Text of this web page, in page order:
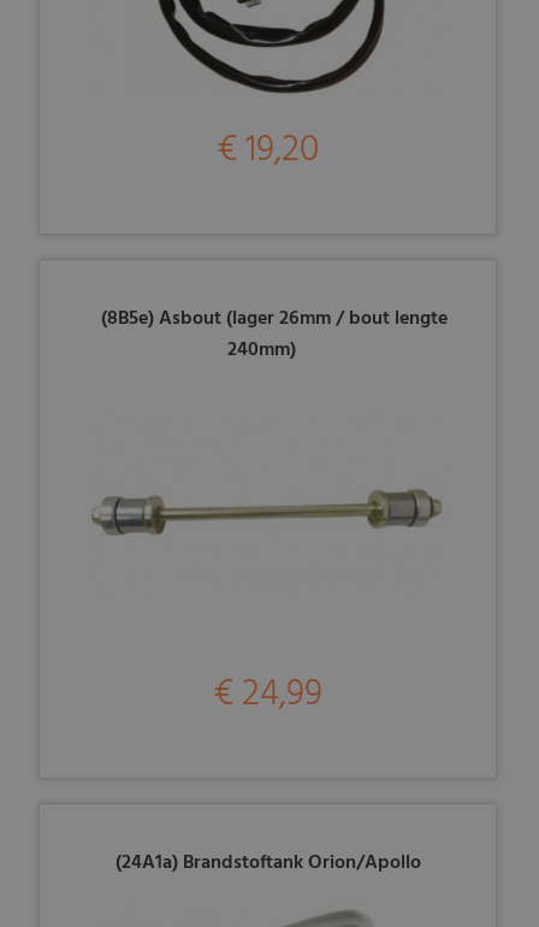
€ 19,20
(8B5e) Asbout (lager 26mm / bout lengte
240mm)
€ 24,99
(24A1a) Brandstoftank Orion/Apollo